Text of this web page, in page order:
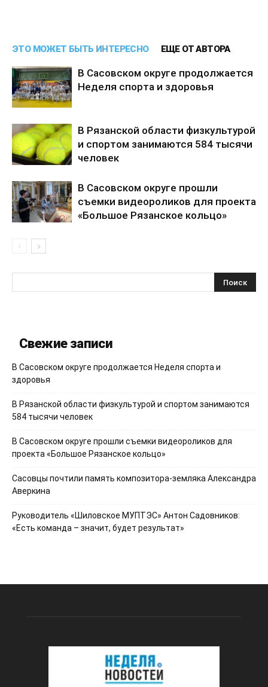
ЭТО МОЖЕТ БЫТЬ ИНТЕРЕСНО ЕЩЕ ОТ АВТОРА
В Сасовском округе продолжается
Неделя спорта и здоровья
В Рязанской области физкультурой
и спортом занимаются 584 тысячи
человек
В Сасовском округе прошли
съемки видеороликов для проекта
«Большое Рязанское кольцо»
Свежие записи
В Сасовском округе продолжается Неделя спорта и
здоровья
В Рязанской области физкультурой и спортом занимаются
584 тысячи человек
В Сасовском округе прошли съемки видеороликов для
проекта «Большое Рязанское кольцо»
Сасовцы почтили память композитора-земляка Александра
Аверкина
Руководитель «Шиловское МУПТЭС» Антон Садовников:
«Есть команда – значит, будет результат»